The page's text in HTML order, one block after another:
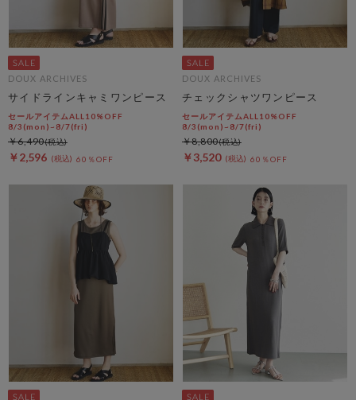
DOUX ARCHIVES
サイドラインキャミワンピース
セールアイテムALL10%OFF
8/3(mon)~8/7(fri)
￥2,596 60％OFF
￥6,490
DOUX ARCHIVES
チェックシャツワンピース
セールアイテムALL10%OFF
8/3(mon)~8/7(fri)
￥3,520 60％OFF
￥8,800